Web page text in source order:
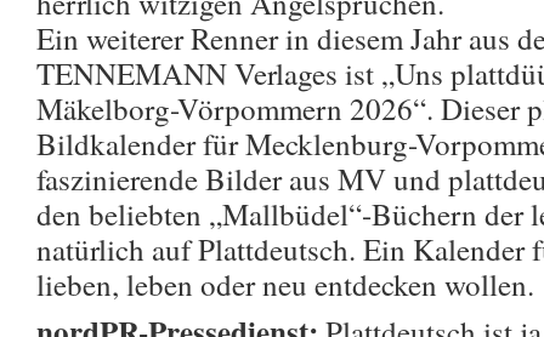
Ein weiterer Renner in diesem Jahr aus
TENNEMANN Verlages ist „Uns
Mäkelborg-Vörpommern 2026“. Dieser
Bildkalender für Mecklenburg-
faszinierende Bilder aus MV und
den beliebten „Mallbüdel“-Büchern der
natürlich auf Plattdeutsch. Ein Kalender
lieben, leben oder neu entdecken wollen.